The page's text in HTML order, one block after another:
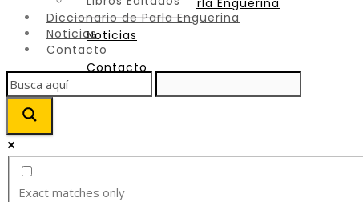
Diccionario de Parla Enguerina
Noticias
Contacto
Diccionario de Parla Enguerina
Noticias
Contacto
Exact matches only